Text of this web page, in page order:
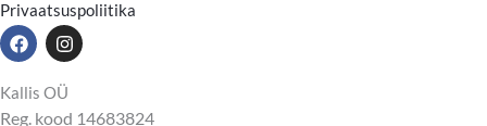
Privaatsuspoliitika
F
a
e
I
n
t
Kallis OÜ
Reg. kood 14683824